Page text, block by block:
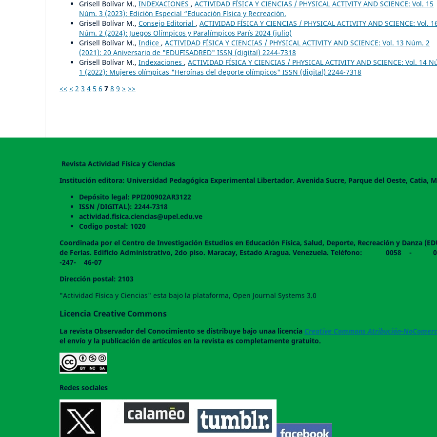
Grisell Bolívar M., INDEXACIONES , ACTIVIDAD FÍSICA Y CIENCIAS / PHYSICAL ACTIVITY AND SCIENCE: Vol. 15
Núm. 3 (2023): Edición Especial “Educación Física y Recreación.
Grisell Bolívar M., Consejo Editorial , ACTIVIDAD FÍSICA Y CIENCIAS / PHYSICAL ACTIVITY AND SCIENCE: Vol.
Núm. 2 (2024): Juegos Olímpicos y Paralímpicos París 2024 (julio)
Grisell Bolívar M., Indice , ACTIVIDAD FÍSICA Y CIENCIAS / PHYSICAL ACTIVITY AND SCIENCE: Vol. 13 Núm. 2
(2021): 20 Aniversario de "EDUFISADRED" ISSN (digital) 2244-7318
Grisell Bolívar M., Indexaciones , ACTIVIDAD FÍSICA Y CIENCIAS / PHYSICAL ACTIVITY AND SCIENCE: Vol. 14
1 (2022): Mujeres olímpicas "Heroínas del deporte olímpicos" ISSN (digital) 2244-7318
<< < 2 3 4 5 6 7 8 9 > >>
Revista Actividad Física y Ciencias
Institución editora: Universidad Pedagógica Experimental Libertador. Avenida Sucre, Parque del Oeste, Catia,
Depósito legal: PPI200902AR3122
ISSN /DIGITAL): 2244-7318
actividad.fisica.ciencias@upel.edu.ve
Codigo postal: 1020
Coordinada por el Centro de Investigación Estudios en Educación Física, Salud, Deporte, Recreación y Danza
de Ferias. Edificio Administrativo, 2do piso. Maracay, Estado Aragua. Venezuela. Teléfono:
-247- 46-07
Dirección postal: 2103
"Actividad Física y Ciencias" esta bajo la plataforma, Open Journal Systems 3.0
Licencia Creative Commons
La revista Observador del Conocimiento se distribuye bajo unaa licencia Creative Commons Atribución-
el envío y la publicación de artículos en la revista es completamente gratuito.
Redes sociales